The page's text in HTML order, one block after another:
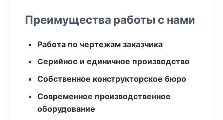
Преимущества работы с нами
Работа по чертежам заказчика
Серийное и единичное производство
Собственное конструкторское бюро
Современное производственное
оборудование